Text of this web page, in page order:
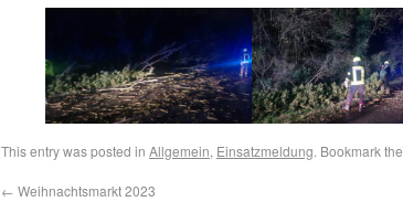
This entry was posted in Allgemein, Einsatzmeldung. Bookmark the
← Weihnachtsmarkt 2023